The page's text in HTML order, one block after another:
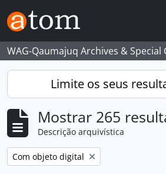
Skip to main content
WAG-Qaumajuq Archives & Special
Limite os seus
Mostrar 265
Descrição arquivística
Remove filter:
Com objeto digital